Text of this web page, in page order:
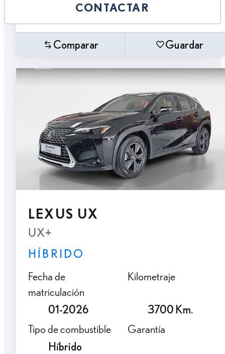
CONTACTAR
Comparar Guardar
LEXUS UX
UX+
HÍBRIDO
Fecha de
matriculación
01-2026
Kilometraje
3700 Km.
Tipo de combustible
Híbrido
Garantía